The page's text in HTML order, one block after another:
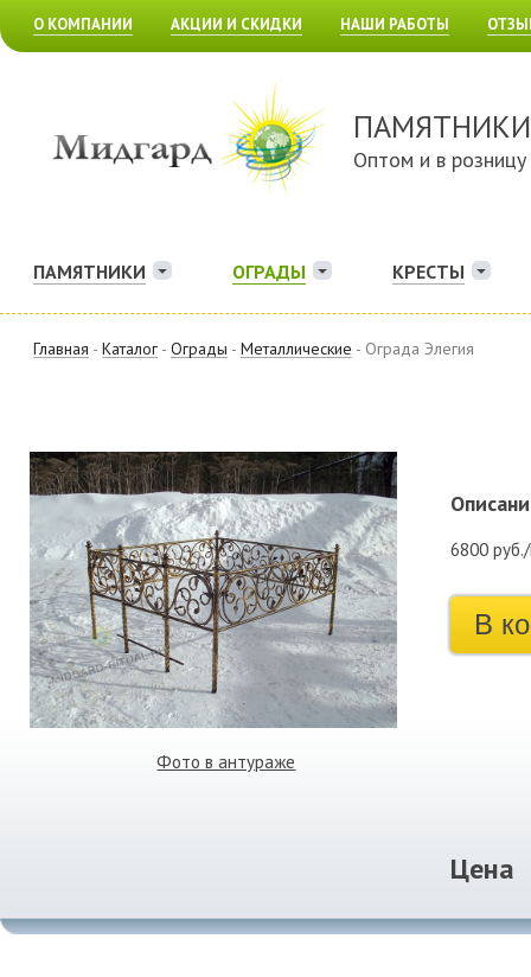
О КОМПАНИИ АКЦИИ И СКИДКИ НАШИ РАБОТЫ
ПАМЯТНИКИ
Оптом и в розницу
ПАМЯТНИКИ ОГРАДЫ КРЕСТЫ
Главная - Каталог - Ограды - Металлические - Ограда Элегия
Фото в антураже
6800
В
Цена